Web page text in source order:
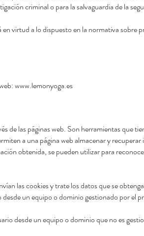
criminal o para la salvaguardia de la
virtud a lo dispuesto en la normativa sobre
www.lemonyoga.es
de las páginas web. Son herramientas que
a una página web almacenar y
obtenida, se pueden utilizar para
las cookies y trate los datos que se
un equipo o dominio gestionado por el
desde un equipo o dominio que no es